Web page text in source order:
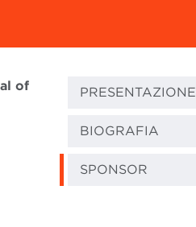
of PRESENTAZIONE
BIOGRAFIA
SPONSOR